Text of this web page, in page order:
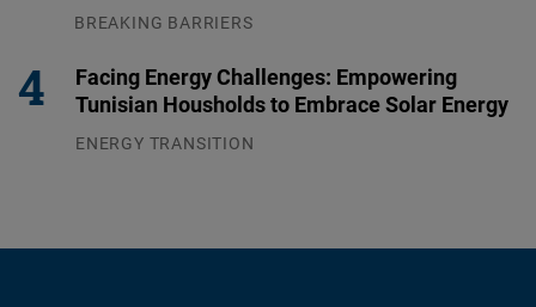
BREAKING BARRIERS
Facing Energy Challenges: Empowering
Tunisian Housholds to Embrace Solar Energy
ENERGY TRANSITION